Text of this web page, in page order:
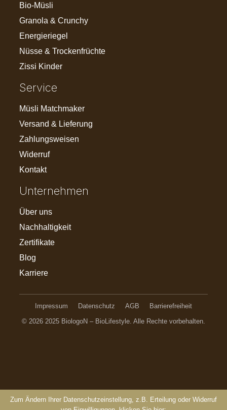
Bio-Müsli
Granola & Crunchy
Energieriegel
Nüsse & Trockenfrüchte
Zissi Kinder
Service
Müsli Matchmaker
Versand & Lieferung
Zahlungsweisen
Widerruf
Kontakt
Unternehmen
Über uns
Nachhaltigkeit
Zertifikate
Blog
Karriere
Impressum Datenschutz AGB
Barrierefreiheit
© 2026 2025 BiologoN – BioLifestyle. Alle Rechte vorbehalten.
Zum Ändern Ihrer Datenschutzeinstellung, z.B. Erteilung oder Widerruf